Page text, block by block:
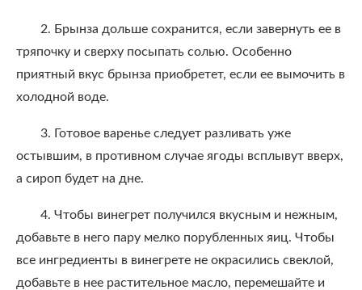
2. Брынза дольше сохранится, если завернуть ее в
тряпочку и сверху посыпать солью. Особенно
приятный вкус брынза приобретет, если ее вымочить в
холодной воде.
3. Готовое варенье следует разливать уже
остывшим, в противном случае ягоды всплывут вверх,
а сироп будет на дне.
4. Чтобы винегрет получился вкусным и нежным,
добавьте в него пару мелко порубленных яиц. Чтобы
все ингредиенты в винегрете не окрасились свеклой,
добавьте в нее растительное масло, перемешайте и